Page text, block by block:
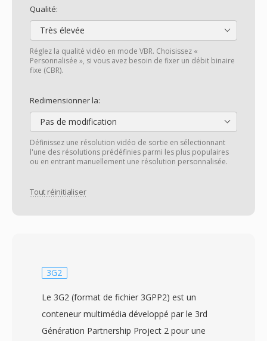
Qualité:
Très élevée
Réglez la qualité vidéo en mode VBR. Choisissez «
Personnalisée », si vous avez besoin de fixer un débit binaire
fixe (CBR).
Redimensionner la:
Pas de modification
Définissez une résolution vidéo de sortie en sélectionnant
l'une des résolutions prédéfinies parmi les plus populaires
ou en entrant manuellement une résolution personnalisée.
Tout réinitialiser
3G2
Le 3G2 (format de fichier 3GPP2) est un
conteneur multimédia développé par le 3rd
Génération Partnership Project 2 pour une